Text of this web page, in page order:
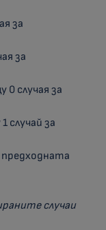
за
за
0 случая за
случай за
предходната
случаи